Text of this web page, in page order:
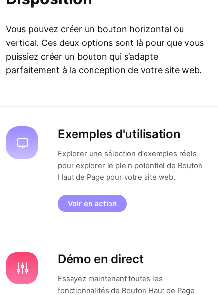
Vous pouvez créer un bouton horizontal ou
vertical. Ces deux options sont là pour que vous
puissiez créer un bouton qui s’adapte
parfaitement à la conception de votre site web.
Exemples d'utilisation
Explorer une sélection d'exemples réels
pour explorer le plein potentiel de Bouton
Haut de Page pour votre site web.
Voir en action
Démo en direct
Essayez maintenant toutes les
fonctionnalités de Bouton Haut de Page